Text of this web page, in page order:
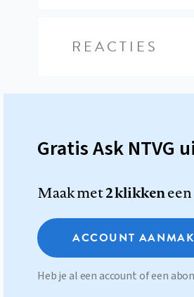
REACTIES
Gratis Ask NTVG
Maak met2 klikken
ACCOUNT
Heb je al een account of een